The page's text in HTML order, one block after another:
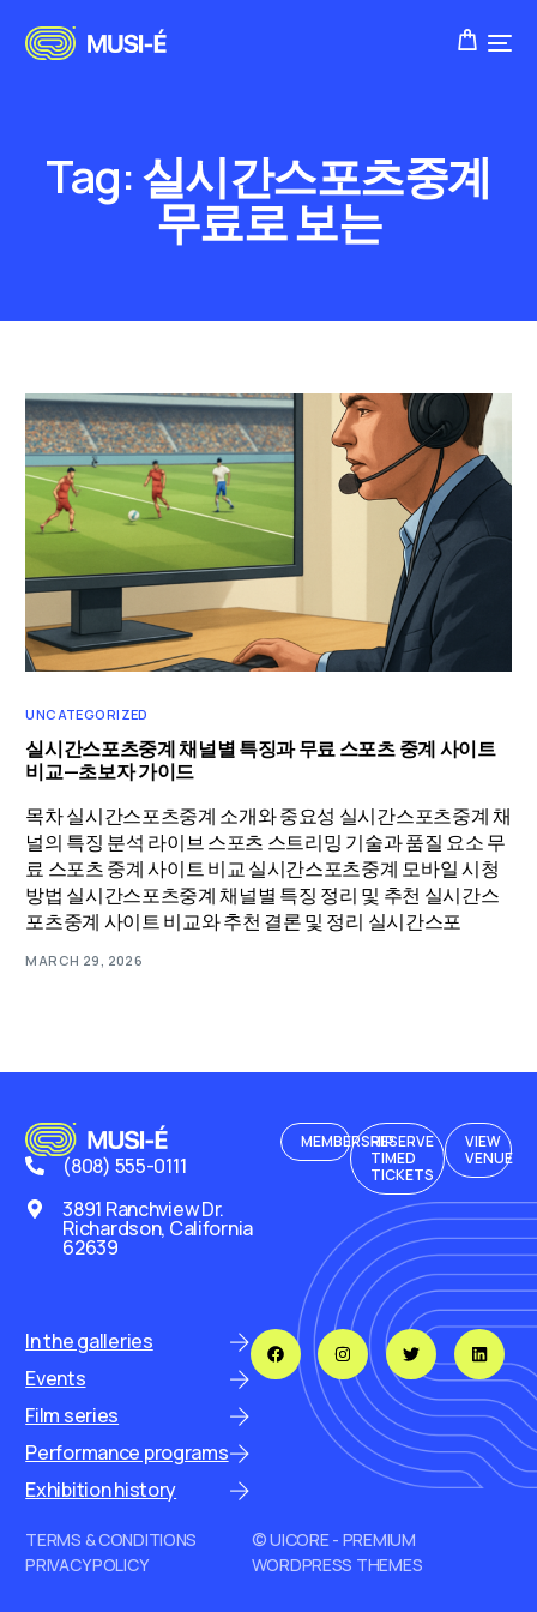
Tag:실시간스포츠중계
무료로 보는
UNCATEGORIZED
실시간스포츠중계 채널별 특징과 무료 스포츠 중계 사이트
비교—초보자 가이드
목차 실시간스포츠중계 소개와 중요성 실시간스포츠중계 채
널의 특징 분석 라이브 스포츠 스트리밍 기술과 품질 요소 무
료 스포츠 중계 사이트 비교 실시간스포츠중계 모바일 시청
방법 실시간스포츠중계 채널별 특징 정리 및 추천 실시간스
포츠중계 사이트 비교와 추천 결론 및 정리 실시간스포
MARCH 29, 2026
(808) 555-0111
3891 Ranchview Dr.
Richardson, California
62639
MEMBERSHIPRESERVE
TIMED
TICKETS
VIEW
VENUE
In the galleries
Events
Film series
Performance programs
Exhibition history
TERMS & CONDITIONS
PRIVACY POLICY
© UICORE - PREMIUM
WORDPRESS THEMES